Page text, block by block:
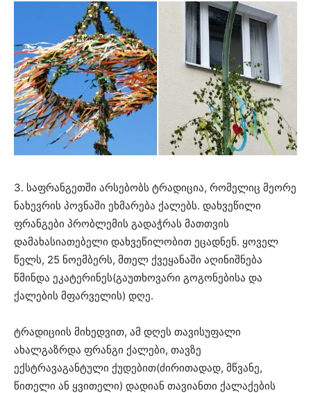
3. საფრანგეთში არსებობს ტრადიცია, რომელიც მეორე
ნახევრის პოვნაში ეხმარება ქალებს. დახვეწილი
ფრანგები პრობლემის გადაჭრას მათთვის
დამახასიათებელი დახვეწილობით ეცადნენ. ყოველ
წელს, 25 ნოემბერს, მთელ ქვეყანაში აღინიშნება
წმინდა ეკატერინეს(გაუთხოვარი გოგონებისა და
ქალების მფარველის) დღე.
ტრადიციის მიხედვით, ამ დღეს თავისუფალი
ახალგაზრდა ფრანგი ქალები, თავზე
ექსტრავაგანტული ქუდებით(ძირითადად, მწვანე,
წითელი ან ყვითელი) დადიან თავიანთი ქალაქების